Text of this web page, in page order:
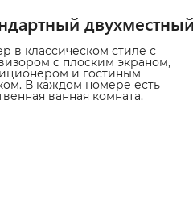
в классическом стиле с
с плоским экраном,
и гостиным
В каждом номере есть
ванная комната.